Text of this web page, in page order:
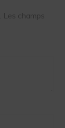
Les champs